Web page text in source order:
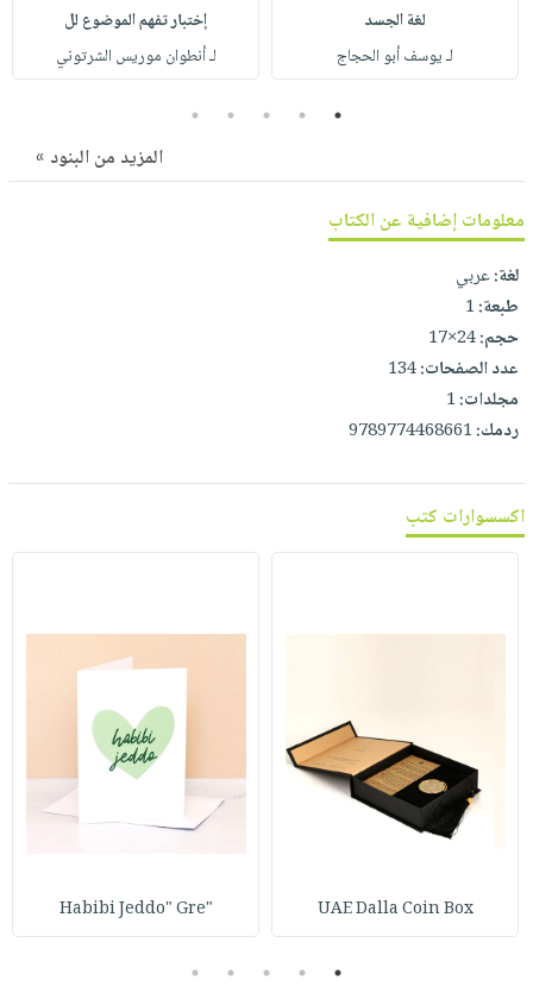
أطفال
مناسبات
فيديوهات
أسئلة
يتكرر
نيل
وفرات
كتابك
تواصل
معنا
التسوق
لغة الجسد
لـ يوسف أبو الحجاج
إختبار تفهم الموضوع لل
لـ أنطوان موريس الشرتوني
1
2
3
4
5
المزيد من البنود »
معلومات إضافية عن الكتاب
لغة:عربي
طبعة:1
حجم:24×17
عدد الصفحات:134
مجلدات:1
ردمك:9789774468661
اكسسوارات كتب
UAE Dalla Coin Box
"Habibi Jeddo" Gre
1
2
3
4
5